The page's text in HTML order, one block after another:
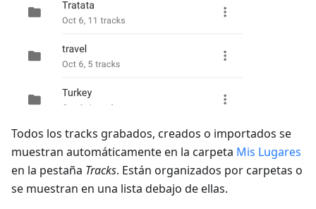
Todos los tracks grabados, creados o importados se
muestran automáticamente en la carpeta Mis Lugares
en la pestaña Tracks. Están organizados por carpetas o
se muestran en una lista debajo de ellas.